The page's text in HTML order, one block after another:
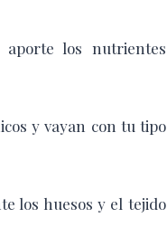
los nutrientes
y vayan con tu tipo
los huesos y el tejido